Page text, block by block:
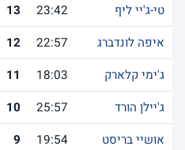
טי-ג'יי ליף
23:42
13
איפה לונדברג
22:57
12
ג'ימי קלארק
18:03
11
ג'יילן הורד
25:57
10
אושיי בריסט
19:54
9